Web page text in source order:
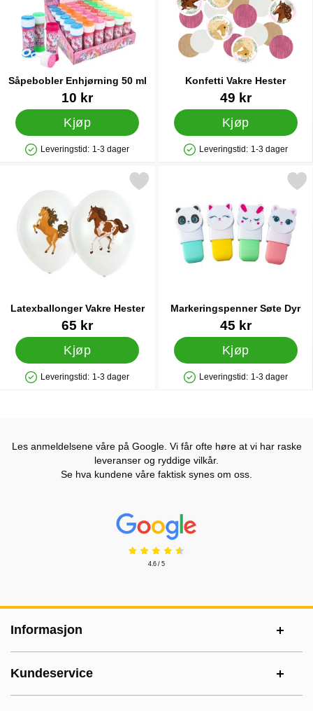
Såpebobler Enhjørning 50 ml
Varenummer 86979
10 kr
Kjøp
Produkttilgjengelighet: På lager
Leveringstid: 1-3 dager
Konfetti Vakre Hester
Varenummer 29685
49 kr
Kjøp
Produkttilgjengelighet: På lager
Leveringstid: 1-3 dager
Latexballonger Vakre Hester
Varenummer 29687
65 kr
Kjøp
Produkttilgjengelighet: På lager
Leveringstid: 1-3 dager
Merk latexballonger Vakre Hester som favoritt
Markeringspenner Søte Dyr
Varenummer 25526
45 kr
Kjøp
Produkttilgjengelighet: På lager
Leveringstid: 1-3 dager
Merk markeringspenner
Les anmeldelsene våre på Google. Vi får ofte høre at vi har raske
leveranser og ryddige vilkår.
Se hva kundene våre faktisk synes om oss.
Prisjakt Vurdering: 4.6 Stjerne
4.6 / 5
Informasjon
Kundeservice